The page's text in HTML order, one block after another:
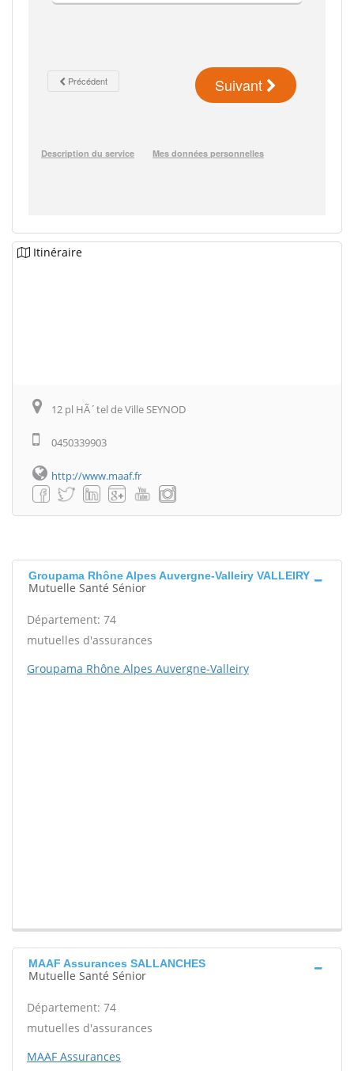
Itinéraire
12 pl HÃ´tel de Ville SEYNOD
0450339903
http://www.maaf.fr
Groupama Rhône Alpes Auvergne-Valleiry VALLEIRY
Mutuelle Santé Sénior
Département: 74
mutuelles d'assurances
Groupama Rhône Alpes Auvergne-Valleiry
MAAF Assurances SALLANCHES
Mutuelle Santé Sénior
Département: 74
mutuelles d'assurances
MAAF Assurances